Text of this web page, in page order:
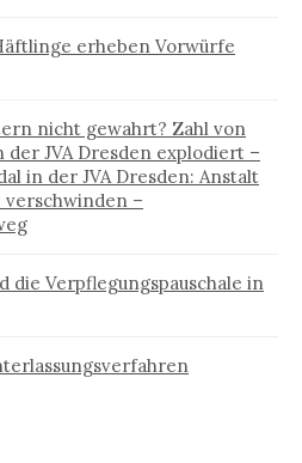
erheben Vorwürfe
nicht gewahrt? Zahl von
JVA Dresden explodiert –
in der JVA Dresden: Anstalt
–
die Verpflegungspauschale in